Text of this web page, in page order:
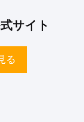
サイト
る